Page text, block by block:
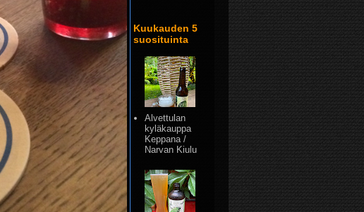
Kuukauden 5
suosituinta
Alvettulan
kyläkauppa
Keppana /
Narvan Kiulu